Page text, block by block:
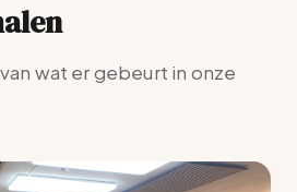
wat er gebeurt in onze